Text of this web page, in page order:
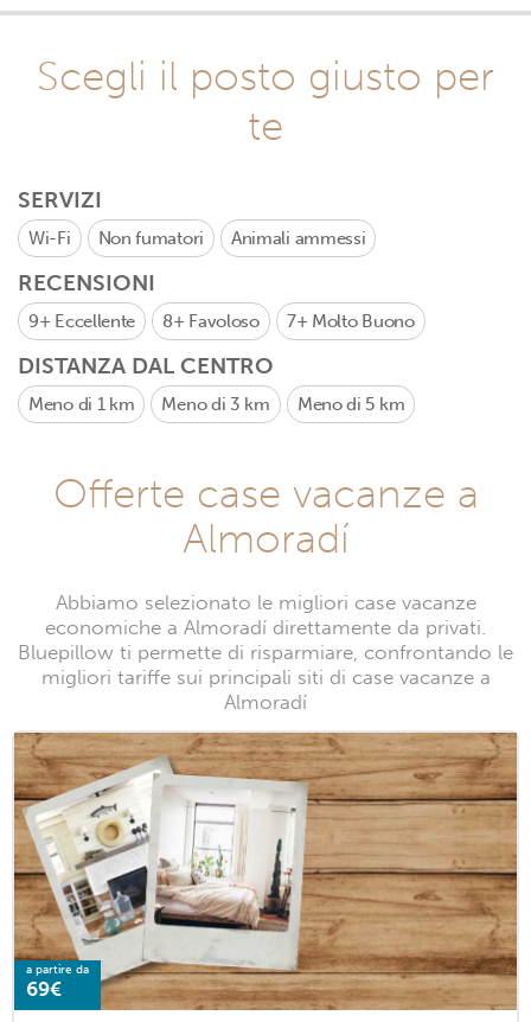
Scegli il posto giusto per
te
SERVIZI
Wi-Fi Non fumatori Animali ammessi
RECENSIONI
9+ Eccellente 8+ Favoloso 7+ Molto Buono
DISTANZA DAL CENTRO
Meno di 1 km Meno di 3 km Meno di 5 km
Offerte case vacanze a
Almoradí
Abbiamo selezionato le migliori case vacanze
economiche a Almoradí direttamente da privati.
Bluepillow ti permette di risparmiare, confrontando le
migliori tariffe sui principali siti di case vacanze a
Almoradí
a partire da
69€